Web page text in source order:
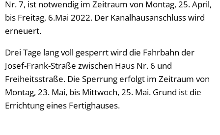
Nr. 7, ist notwendig im Zeitraum von Montag, 25. April,
bis Freitag, 6.Mai 2022. Der Kanalhausanschluss wird
erneuert.
Drei Tage lang voll gesperrt wird die Fahrbahn der
Josef-Frank-Straße zwischen Haus Nr. 6 und
Freiheitsstraße. Die Sperrung erfolgt im Zeitraum von
Montag, 23. Mai, bis Mittwoch, 25. Mai. Grund ist die
Errichtung eines Fertighauses.